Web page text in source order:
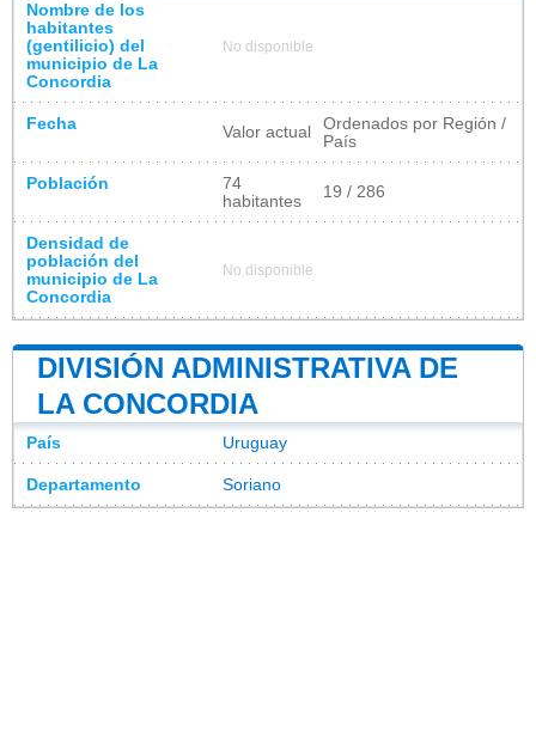
Nombre de los
habitantes
(gentilicio) del
municipio de La
Concordia
No disponible
Fecha Valor actual
Ordenados por Región /
País
Población
74
habitantes
19 / 286
Densidad de
población del
municipio de La
Concordia
No disponible
DIVISIÓN ADMINISTRATIVA DE
LA CONCORDIA
País Uruguay
Departamento Soriano